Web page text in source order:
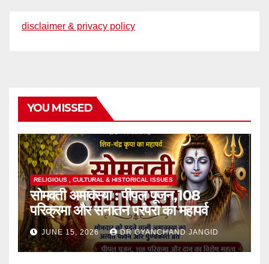
disclaimer & privacy policy
YOU MISSED
RELIGIOUS , CULTURAL & HISTORICAL ISSUES
सोमवती अमावस्या : पीपल पूजन,108
परिक्रमा और सनातन परंपरा का महापर्व
JUNE 15, 2026 DR GYANCHAND JANGID